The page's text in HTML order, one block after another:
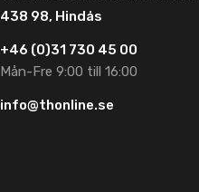
438 98, Hindås
+46 (0)31 730 45 00
Mån-Fre 9:00 till 16:00
info@thonline.se